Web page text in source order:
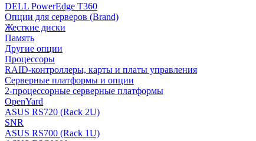
DELL PowerEdge T360
Опции для серверов (Brand)
Жесткие диски
Память
Другие опции
Процессоры
RAID-контроллеры, карты и платы управления
Серверные платформы и опции
2-процессорные серверные платформы
OpenYard
ASUS RS720 (Rack 2U)
SNR
ASUS RS700 (Rack 1U)